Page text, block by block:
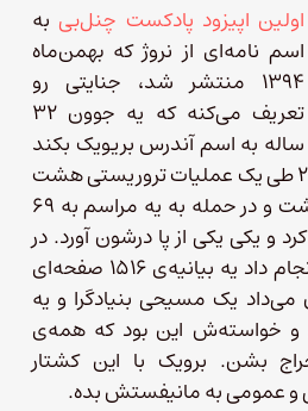
اولین اپیزود پادکست چنل‌بی به
اسم نامه‌ای از نروژ که بهمن‌ماه
۱۳۹۴ منتشر شد، جنایتی رو
تعریف می‌کنه که یه جوون ۳۲
ساله به اسم آندرس بریویک بکند
در نروژ انجام داد. سال ۲۰۱۱ طی یک عملیات تروریستی هشت
نفر رو در اسلو با بمب کشت و در حمله به یه مراسم به ۶۹
و یکی یکی از پا درشون آورد. در
روزی که این جنایت رو انجام داد یه بیانیه‌ی ۱۵۱۶ صفحه‌ای
یک مسیحی بنیادگرا و یه
و خواسته‌ش این بود که همه‌ی
بشن. برویک با این کشتار
عمومی به مانیفستش بده.